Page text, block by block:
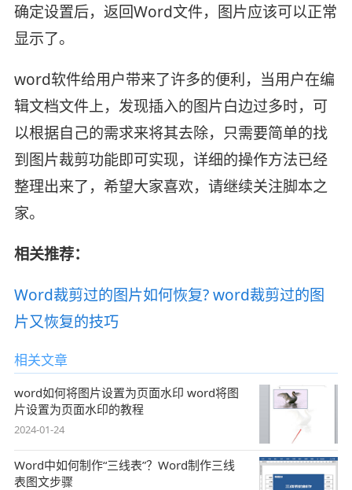
确定设置后，返回Word文件，图片应该可以正常
显示了。
word软件给用户带来了许多的便利，当用户在编
辑文档文件上，发现插入的图片白边过多时，可
以根据自己的需求来将其去除，只需要简单的找
到图片裁剪功能即可实现，详细的操作方法已经
整理出来了，希望大家喜欢，请继续关注脚本之
家。
相关推荐：
Word裁剪过的图片如何恢复? word裁剪过的图
片又恢复的技巧
相关文章
word如何将图片设置为页面水印 word将图
片设置为页面水印的教程
2024-01-24
Word中如何制作“三线表”？Word制作三线
表图文步骤